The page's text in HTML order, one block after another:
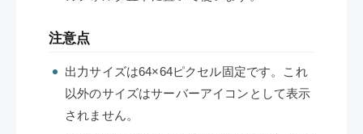
注意点
出力サイズは64×64ピクセル固定です。これ
以外のサイズはサーバーアイコンとして表示
されません。